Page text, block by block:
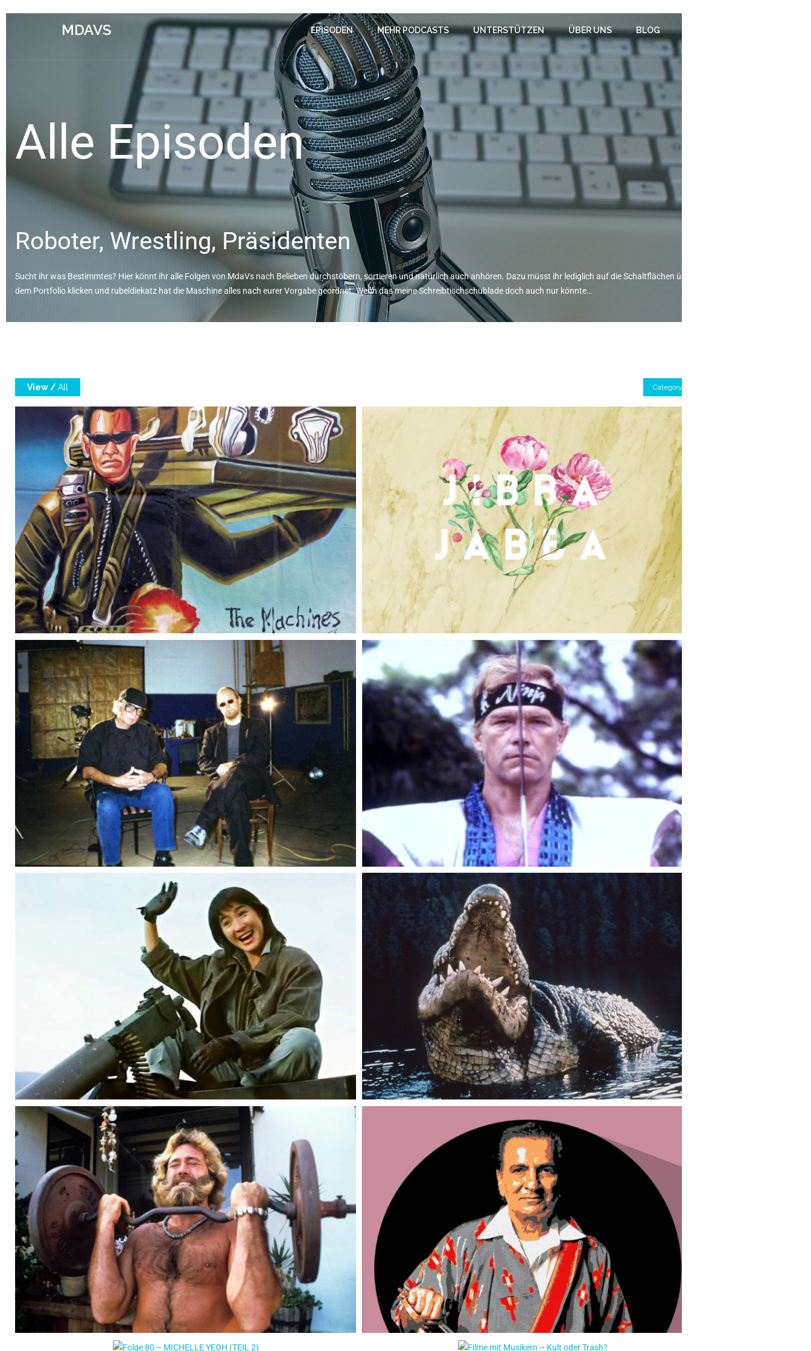
MDAVS EPISODEN MEHR PODCASTS UNTERSTÜTZEN ÜBER UNS BLOG
Alle Episoden
Roboter, Wrestling, Präsidenten
Sucht ihr was Bestimmtes? Hier könnt ihr alle Folgen von MdaVs nach Belieben durchstöbern, sortieren und natürlich auch anhören. Dazu müsst ihr lediglich auf die Schaltflächen über
dem Portfolio klicken und rubeldiekatz hat die Maschine alles nach eurer Vorgabe geordnet. Wenn das meine Schreibtischschublade doch auch nur könnte…
View /All Category
Folge 91 – Terminator Rip-Offs
Frisch aus der Schrottpresse: Die Klone des Terminators
alternative Streaming-Tipps | Trashfilm-Podcast
Was verraten euch, was ihr Netflix, Disney+ und Prime Video gucken solltet!
Folge 78 – DONALD G. JACKSON UND SCOTT SHAW
SCHLAGEN WIEDER ZU!
Donald G. Jackson und Scott Shaw sorgen wieder für Unheil!
Die besten Ninjafilme der Welt? Die Filme von Richard Harrison
und Godfrey Ho.
Ihr habt den Silver-Ninja-Clan verraten! Als Rache müsst ihr diese Folge hören!
Folge 79 – MICHELLE YEOH (TEIL 1)
Wir blicken auf das Werk der Grande Dame des Actionfilms, Michelle Yeoh
Tierhorror im Lake Placid Franchise
Wir kauen alle Lake-Placid-Filme durch!
Folge 77 – Dan Haggerty – oder was Sie schon immer über
Adlersex wissen wollten.
Halb Bär, halb Mensch = Null Schauspieler
Unsere „Toxic Obsession“ mit Jag Pannu, Australiens Anti-
Wunderkind.
Ein neuer Stern am B-Movie-Himmel? Wir observieren Jag Pannu!